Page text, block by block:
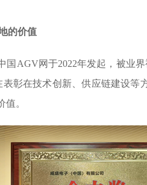
的价值
国AGV网于2022年发起，被业
彰在技术创新、供应链建设等
。